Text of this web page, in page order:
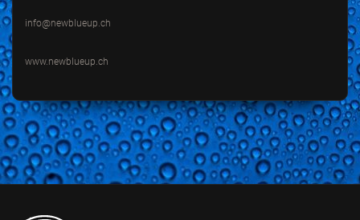
info@newblueup.ch
www.newblueup.ch